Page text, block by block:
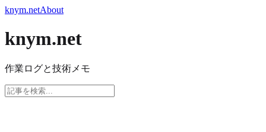
knym.netAbout
knym.net
作業ログと技術メモ